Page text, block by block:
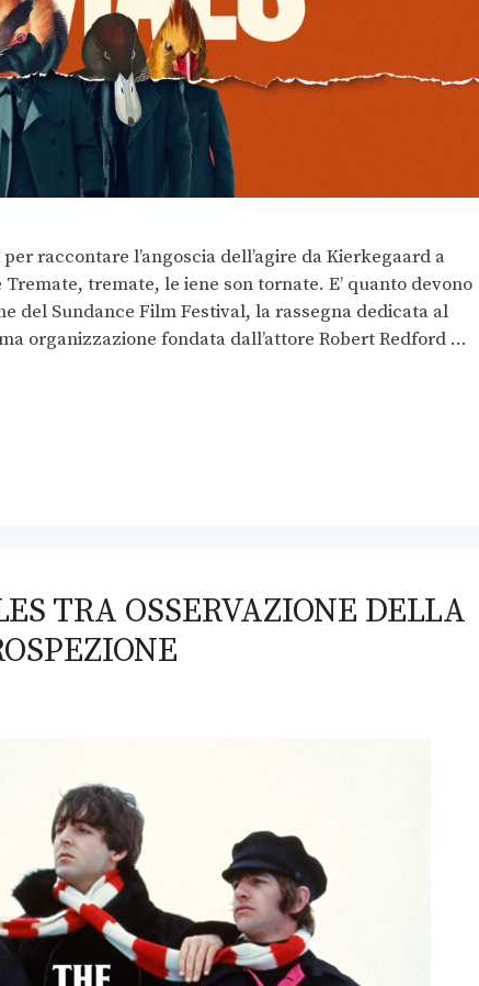
raccontare l’angoscia dell’agire da Kierkegaard a
tremate, le iene son tornate. E’ quanto devono
del Sundance Film Festival, la rassegna dedicata al
organizzazione fondata dall’attore Robert Redford …
TRA OSSERVAZIONE DELLA